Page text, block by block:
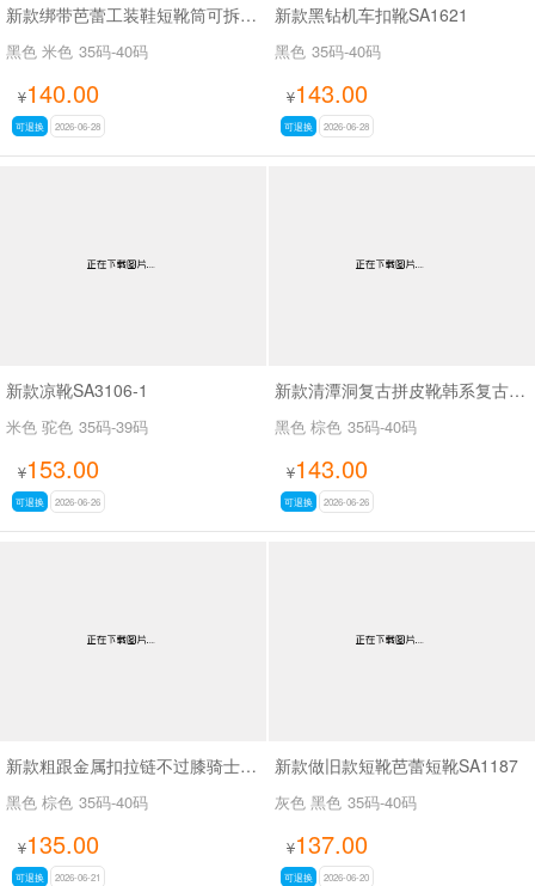
新款绑带芭蕾工装鞋短靴筒可拆SA8031
黑色 米色 35码-40码
¥140.00
可退换 2026-06-28
新款黑钻机车扣靴SA1621
黑色 35码-40码
¥143.00
可退换 2026-06-28
新款凉靴SA3106-1
米色 驼色 35码-39码
¥153.00
可退换 2026-06-26
新款清潭洞复古拼皮靴韩系复古拼接骑士靴SA8033
黑色 棕色 35码-40码
¥143.00
可退换 2026-06-26
新款粗跟金属扣拉链不过膝骑士靴复古拼色西部牛仔靴SA709
黑色 棕色 35码-40码
¥135.00
可退换 2026-06-21
新款做旧款短靴芭蕾短靴SA1187
灰色 黑色 35码-40码
¥137.00
可退换 2026-06-20